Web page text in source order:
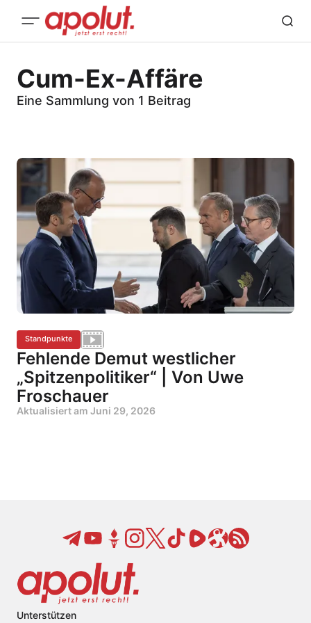
Cum-Ex-Affäre
Eine Sammlung von 1 Beitrag
Standpunkte
Fehlende Demut westlicher
„Spitzenpolitiker“ | Von Uwe
Froschauer
Aktualisiert am Juni 29, 2026
Unterstützen